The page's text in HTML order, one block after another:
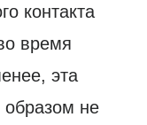
контакта
время
эта
образом не